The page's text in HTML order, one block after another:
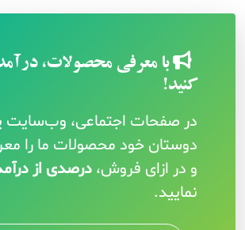
با معرفی محصولات،
کنید!
در صفحات اجتماعی، وب‌سایت
دوستان خود محصولات ما را
و در ازای فروش، درصدی از
نمایید.